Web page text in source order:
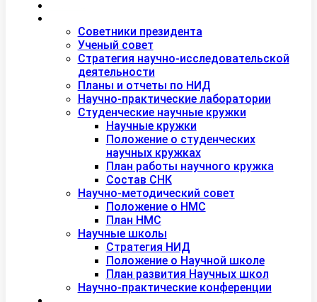
Советники президента
Ученый совет
Стратегия научно-исследовательской
деятельности
Планы и отчеты по НИД
Научно-практические лаборатории
Студенческие научные кружки
Научные кружки
Положение о студенческих
научных кружках
План работы научного кружка
Состав СНК
Научно-методический совет
Положение о НМС
План НМС
Научные школы
Стратегия НИД
Положение о Научной школе
План развития Научных школ
Научно-практические конференции